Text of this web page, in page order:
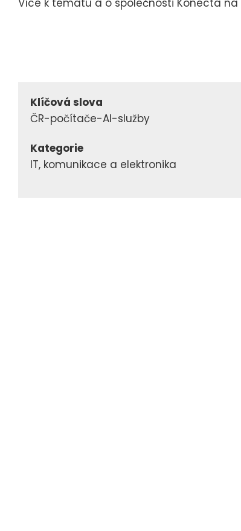
Klíčová slova
ČR-počítače-AI-služby
Kategorie
IT, komunikace a elektronika